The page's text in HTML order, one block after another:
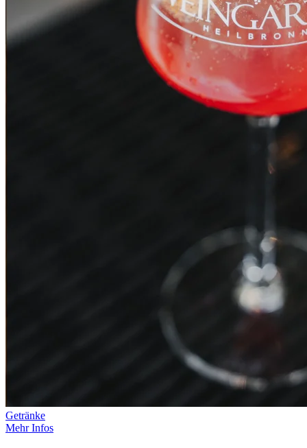
Getränke
Mehr Infos